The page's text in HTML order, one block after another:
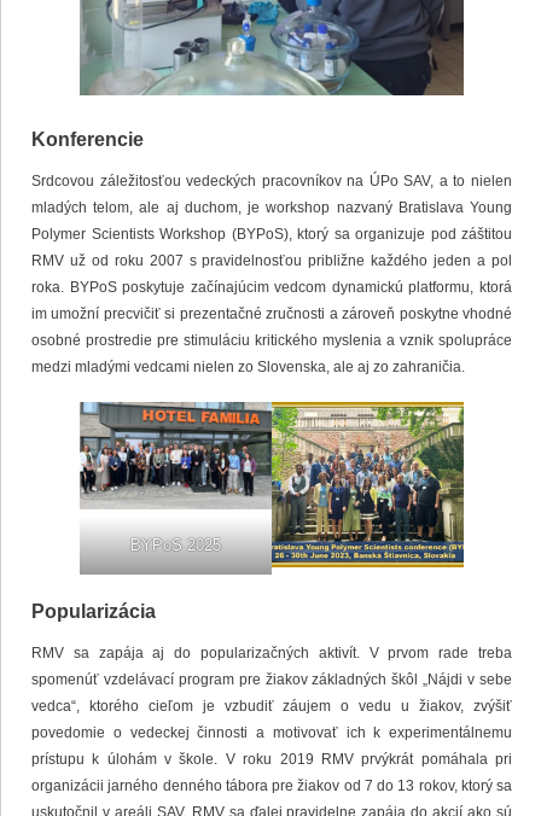
Konferencie
Srdcovou záležitosťou vedeckých pracovníkov na ÚPo SAV, a to nielen
mladých telom, ale aj duchom, je workshop nazvaný Bratislava Young
Polymer Scientists Workshop (BYPoS), ktorý sa organizuje pod záštitou
RMV už od roku 2007 s pravidelnosťou približne každého jeden a pol
roka. BYPoS poskytuje začínajúcim vedcom dynamickú platformu, ktorá
im umožní precvičiť si prezentačné zručnosti a zároveň poskytne vhodné
osobné prostredie pre stimuláciu kritického myslenia a vznik spolupráce
medzi mladými vedcami nielen zo Slovenska, ale aj zo zahraničia.
BYPoS 2025
Popularizácia
RMV sa zapája aj do popularizačných aktivít. V prvom rade treba
spomenúť vzdelávací program pre žiakov základných škôl „Nájdi v sebe
vedca“, ktorého cieľom je vzbudiť záujem o vedu u žiakov, zvýšiť
povedomie o vedeckej činnosti a motivovať ich k experimentálnemu
prístupu k úlohám v škole. V roku 2019 RMV prvýkrát pomáhala pri
organizácii jarného denného tábora pre žiakov od 7 do 13 rokov, ktorý sa